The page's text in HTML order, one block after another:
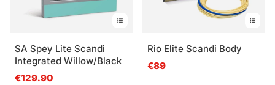
SA Spey Lite Scandi
Integrated Willow/Black
€129.90
Rio Elite Scandi Body
€89